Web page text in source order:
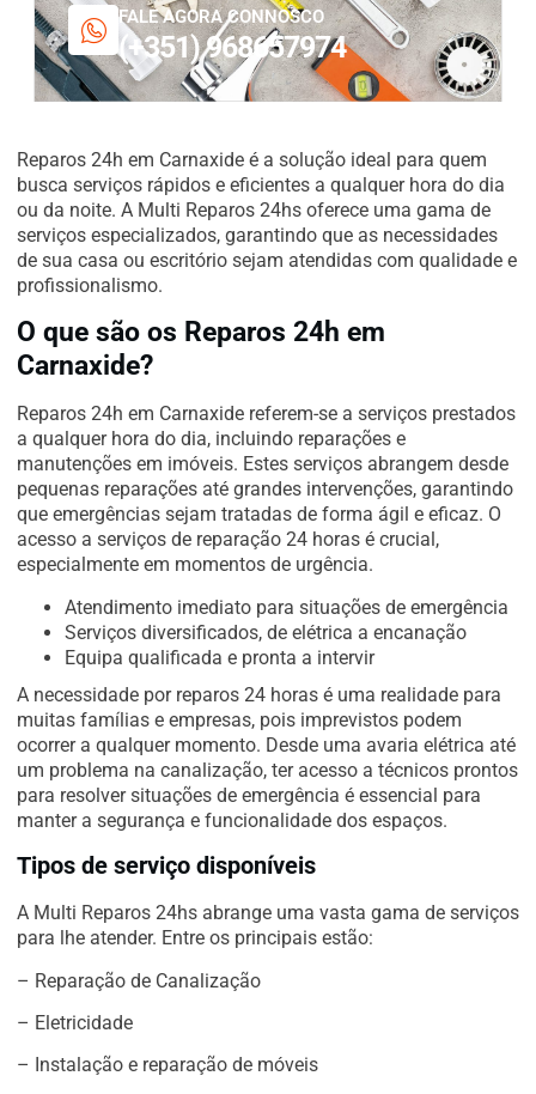
FALE AGORA CONNOSCO
(+351) 968657974
Reparos 24h em Carnaxide é a solução ideal para quem
busca serviços rápidos e eficientes a qualquer hora do dia
ou da noite. A Multi Reparos 24hs oferece uma gama de
serviços especializados, garantindo que as necessidades
de sua casa ou escritório sejam atendidas com qualidade e
profissionalismo.
O que são os Reparos 24h em
Carnaxide?
Reparos 24h em Carnaxide referem-se a serviços prestados
a qualquer hora do dia, incluindo reparações e
manutenções em imóveis. Estes serviços abrangem desde
pequenas reparações até grandes intervenções, garantindo
que emergências sejam tratadas de forma ágil e eficaz. O
acesso a serviços de reparação 24 horas é crucial,
especialmente em momentos de urgência.
Atendimento imediato para situações de emergência
Serviços diversificados, de elétrica a encanação
Equipa qualificada e pronta a intervir
A necessidade por reparos 24 horas é uma realidade para
muitas famílias e empresas, pois imprevistos podem
ocorrer a qualquer momento. Desde uma avaria elétrica até
um problema na canalização, ter acesso a técnicos prontos
para resolver situações de emergência é essencial para
manter a segurança e funcionalidade dos espaços.
Tipos de serviço disponíveis
A Multi Reparos 24hs abrange uma vasta gama de serviços
para lhe atender. Entre os principais estão:
– Reparação de Canalização
– Eletricidade
– Instalação e reparação de móveis